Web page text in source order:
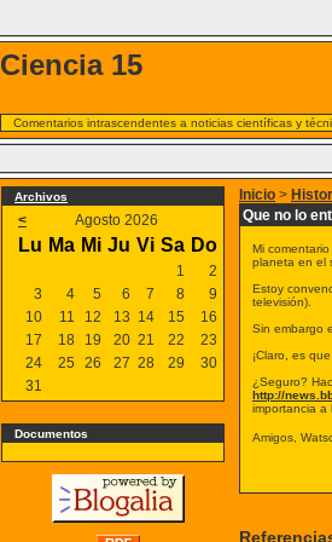
Ciencia 15
Comentarios intrascendentes a noticias científicas y
Archivos
< Agosto 2026
Lu Ma Mi Ju Vi Sa Do
1
2
3
4 5 6 7 8
9
10
11 12 13 14 15
16
17
18 19 20 21 22
23
24
25 26 27 28 29
30
31
Documentos
Inicio >
Que no lo
Mi
planeta en el
Estoy
televisión).
Sin embargo
¡Claro, es
¿Seguro?
http://
importancia a
Amigos,